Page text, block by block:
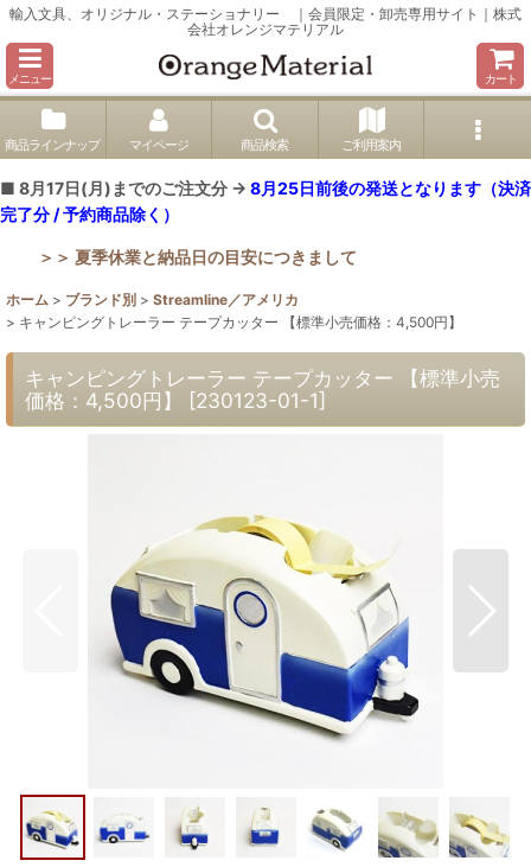
輸入文具、オリジナル・ステーショナリー ｜会員限定・卸売専用サイト｜株式
会社オレンジマテリアル
メニュー カート
商品ラインナップ マイページ 商品検索 ご利用案内
■ 8月17日(月)までのご注文分 → 8月25日前後の発送となります（決済
完了分 / 予約商品除く）
＞＞ 夏季休業と納品日の目安につきまして
ホーム > ブランド別 > Streamline／アメリカ
> キャンピングトレーラー テープカッター 【標準小売価格：4,500円】
キャンピングトレーラー テープカッター 【標準小売
価格：4,500円】
[230123-01-1]